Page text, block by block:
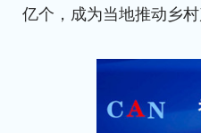
亿个，成为当地推动乡